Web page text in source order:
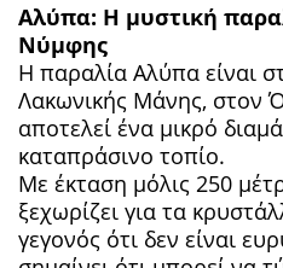
Αλύπα: Η μυστική
Νύμφης
Η παραλία Αλύπα είναι
Λακωνικής Μάνης, στον
αποτελεί ένα μικρό
καταπράσινο τοπίο.
Με έκταση μόλις 250
ξεχωρίζει για τα
γεγονός ότι δεν είναι